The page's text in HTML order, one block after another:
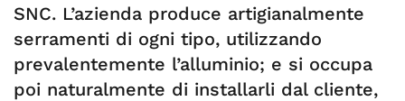
SNC. L’azienda produce artigianalmente
serramenti di ogni tipo, utilizzando
prevalentemente l’alluminio; e si occupa
poi naturalmente di installarli dal cliente,